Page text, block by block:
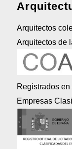
Arquitectos
Arquitectos de
Registrados
Empresas